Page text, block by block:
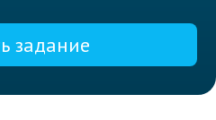
задание